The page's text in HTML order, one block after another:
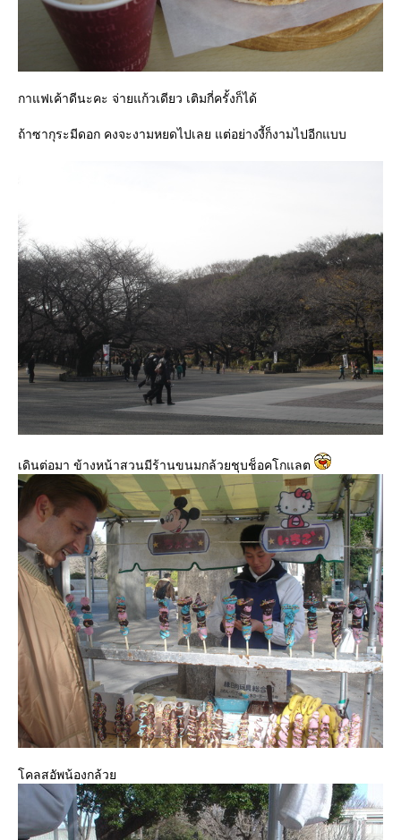
กาแฟเค้าดีนะคะ จ่ายแก้วเดียว เติมกี่ครั้งก็ได้
ถ้าซากุระมีดอก คงจะงามหยดไปเลย แต่อย่างงี้ก็งามไปอีกแบบ
เดินต่อมา ข้างหน้าสวนมีร้านขนมกล้วยชุบช็อคโกแลต
คลสอัพน้องกล้ว